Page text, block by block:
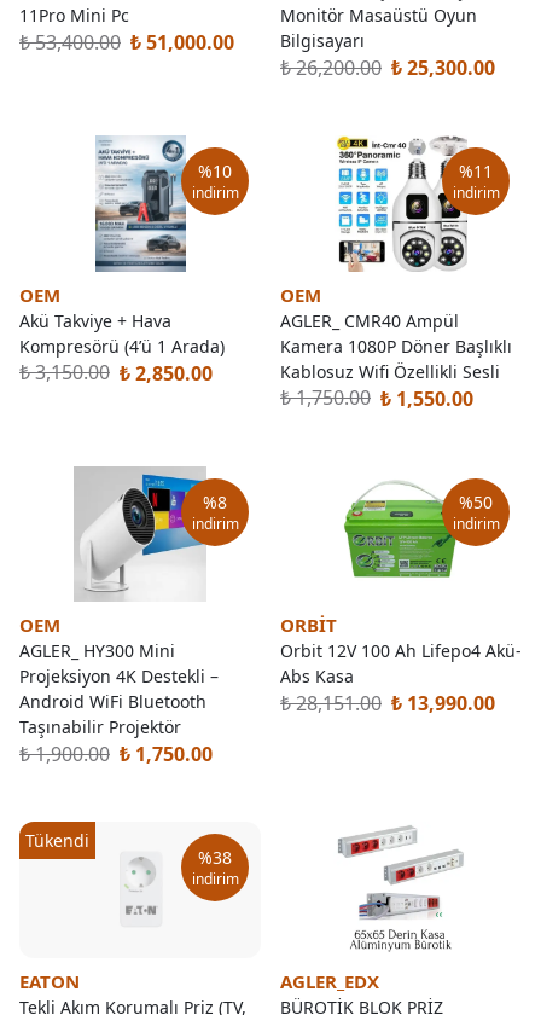
11Pro Mini Pc
₺ 53,400.00 ₺ 51,000.00
Monitör Masaüstü Oyun
Bilgisayarı
₺ 26,200.00 ₺ 25,300.00
%10
indirim
OEM
Akü Takviye + Hava
Kompresörü (4’ü 1 Arada)
₺ 3,150.00 ₺ 2,850.00
%11
indirim
OEM
AGLER_ CMR40 Ampül
Kamera 1080P Döner Başlıklı
Kablosuz Wifi Özellikli Sesli
₺ 1,750.00 ₺ 1,550.00
%8
indirim
OEM
AGLER_ HY300 Mini
Projeksiyon 4K Destekli –
Android WiFi Bluetooth
Taşınabilir Projektör
₺ 1,900.00 ₺ 1,750.00
%50
indirim
ORBİT
Orbit 12V 100 Ah Lifepo4 Akü-
Abs Kasa
₺ 28,151.00 ₺ 13,990.00
Tükendi
%38
indirim
EATON
Tekli Akım Korumalı Priz (TV,
AGLER_EDX
BÜROTİK BLOK PRİZ